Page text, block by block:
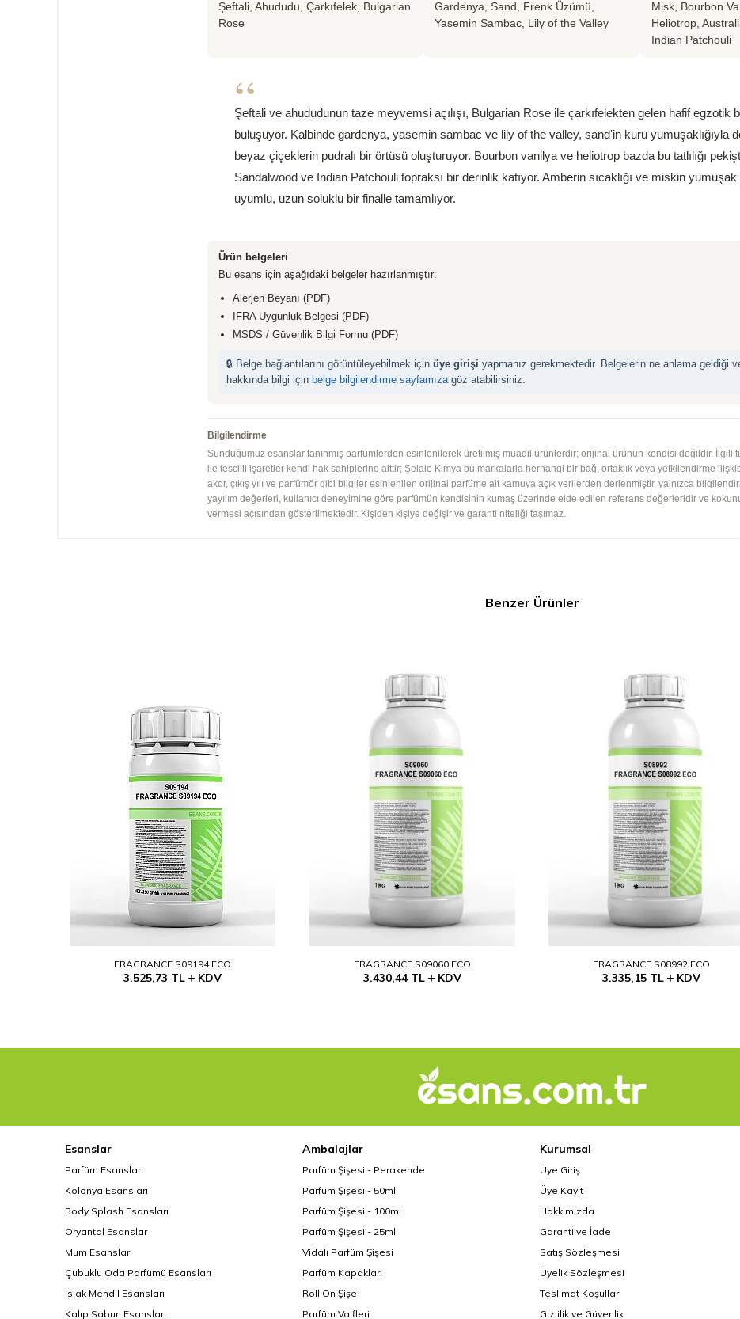
Şeftali, Ahududu, Çarkıfelek, Bulgarian
Rose
Gardenya, Sand, Frenk Üzümü,
Yasemin Sambac, Lily of the Valley
Misk, Bourbon
Heliotrop,
Indian Patchouli
“
Şeftali ve ahududunun taze meyvemsi açılışı, Bulgarian Rose ile çarkıfelekten gelen hafif egzotik
buluşuyor. Kalbinde gardenya, yasemin sambac ve lily of the valley, sand'in kuru yumuşaklığıyla
beyaz çiçeklerin pudralı bir örtüsü oluşturuyor. Bourbon vanilya ve heliotrop bazda bu tatlılığı
Sandalwood ve Indian Patchouli topraksı bir derinlik katıyor. Amberin sıcaklığı ve miskin
uyumlu, uzun soluklu bir finalle tamamlıyor.
Ürün belgeleri
Bu esans için aşağıdaki belgeler hazırlanmıştır:
Alerjen Beyanı (PDF)
IFRA Uygunluk Belgesi (PDF)
MSDS / Güvenlik Bilgi Formu (PDF)
🔒 Belge bağlantılarını görüntüleyebilmek için üye girişi yapmanız gerekmektedir. Belgelerin ne anlama geldiği
hakkında bilgi için belge bilgilendirme sayfamızagöz atabilirsiniz.
Bilgilendirme
Sunduğumuz esanslar tanınmış parfümlerden esinlenilerek üretilmiş muadil ürünlerdir; orijinal ürünün kendisi değildir. İlgili
ile tescilli işaretler kendi hak sahiplerine aittir; Şelale Kimya bu markalarla herhangi bir bağ, ortaklık veya yetkilendirme
akor, çıkış yılı ve parfümör gibi bilgiler esinlenilen orijinal parfüme ait kamuya açık verilerden derlenmiştir, yalnızca
yayılım değerleri, kullanıcı deneyimine göre parfümün kendisinin kumaş üzerinde elde edilen referans değerleridir ve
vermesi açısından gösterilmektedir. Kişiden kişiye değişir ve garanti niteliği taşımaz.
Benzer Ürünler
FRAGRANCE S09194 ECO
3.525,73 TL KDV
FRAGRANCE S09060 ECO
3.430,44TL KDV
FRAGRANCE S08992 ECO
3.335,15 TL KDV
Esanslar
Parfüm Esansları
Kolonya Esansları
Body Splash Esansları
Oryantal Esanslar
Mum Esansları
Çubuklu Oda Parfümü Esansları
Islak Mendil Esansları
Kalıp Sabun Esansları
Ambalajlar
Parfüm Şişesi - Perakende
Parfüm Şişesi - 50ml
Parfüm Şişesi - 100ml
Parfüm Şişesi - 25ml
Vidalı Parfüm Şişesi
Parfüm Kapakları
Roll On Şişe
Parfüm Valfleri
Kurumsal
Üye Giriş
Üye Kayıt
Hakkımızda
Garanti ve İade
Satış Sözleşmesi
Üyelik Sözleşmesi
Teslimat Koşulları
Gizlilik ve Güvenlik